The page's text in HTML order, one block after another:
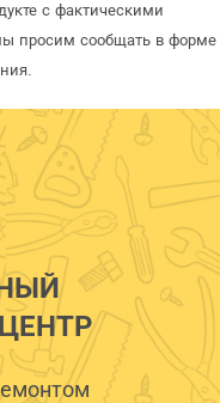
с фактическими
просим сообщать в форме